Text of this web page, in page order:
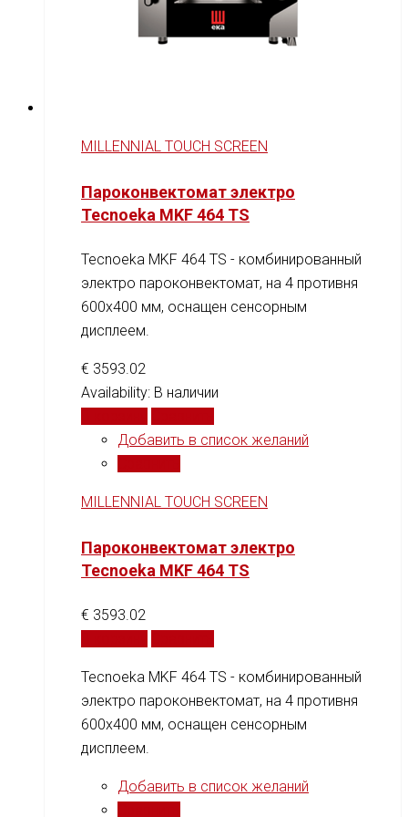
MILLENNIAL TOUCH SCREEN
Пароконвектомат электро
Tecnoeka MKF 464 TS
Tecnoeka MKF 464 TS - комбинированный
электро пароконвектомат, на 4 противня
600x400 мм, оснащен сенсорным
дисплеем.
€ 3593.02
Availability: В наличии
Добавить в список желаний
MILLENNIAL TOUCH SCREEN
Пароконвектомат электро
Tecnoeka MKF 464 TS
€ 3593.02
Tecnoeka MKF 464 TS - комбинированный
электро пароконвектомат, на 4 противня
600x400 мм, оснащен сенсорным
дисплеем.
Добавить в список желаний